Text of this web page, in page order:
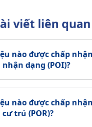
viết liên quan
nào được chấp
dạng (POI)?
nào được chấp
trú (POR)?